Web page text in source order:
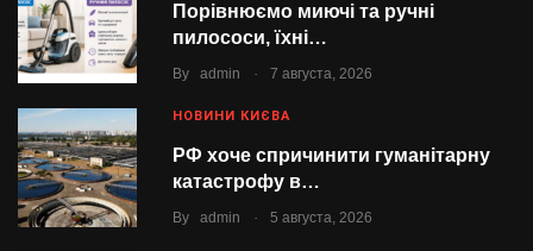
Порівнюємо миючі та ручні
пилососи, їхні…
By admin . 7 августа, 2026
НОВИНИ КИЄВА
РФ хоче спричинити гуманітарну
катастрофу в…
By admin . 5 августа, 2026